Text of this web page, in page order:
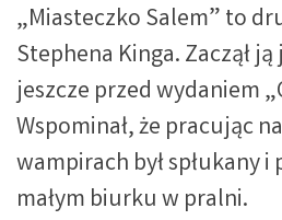
„Miasteczko Salem” to
Stephena Kinga. Zaczął
jeszcze przed wydaniem
Wspominał, że pracując
wampirach był spłukany i
małym biurku w pralni.